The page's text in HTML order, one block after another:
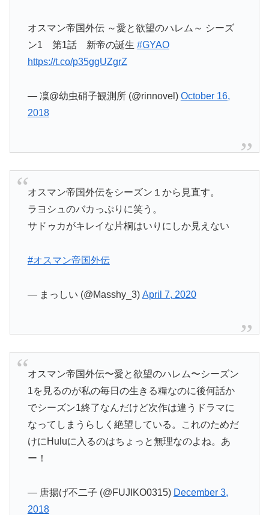
オスマン帝国外伝 ～愛と欲望のハレム～ シーズ
ン1 第1話 新帝の誕生 #GYAO
https://t.co/p35ggUZgrZ
— 凜@幼虫硝子観測所 (@rinnovel) October 16,
2018
オスマン帝国外伝をシーズン１から見直す。
ラヨシュのバカっぷりに笑う。
サドゥカがキレイな片桐はいりにしか見えない
#オスマン帝国外伝
— まっしい (@Masshy_3) April 7, 2020
オスマン帝国外伝〜愛と欲望のハレム〜シーズン
1を見るのが私の毎日の生きる糧なのに後何話か
でシーズン1終了なんだけど次作は違うドラマに
なってしまうらしく絶望している。これのためだ
けにHuluに入るのはちょっと無理なのよね。あ
ー！
— 唐揚げ不二子 (@FUJIKO0315) December 3,
2018